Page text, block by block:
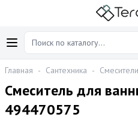
Главная - Сантехника - Смесители
Смеситель для
494470575